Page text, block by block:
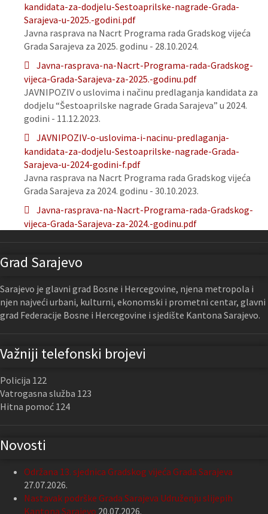
kandidata-za-dodjelu-Sestoaprilske-nagrade-Grada-
Sarajeva-u-2025.-godini.pdf
Javna rasprava na Nacrt Programa rada Gradskog vijeća
Grada Sarajeva za 2025. godinu - 28.10.2024.
Javna-rasprava-na-Nacrt-Programa-rada-Gradskog-
vijeca-Grada-Sarajeva-za-2025.-godinu.pdf
JAVNIPOZIV o uslovima i načinu predlaganja kandidata za
dodjelu “Šestoaprilske nagrade Grada Sarajeva” u 2024.
godini - 11.12.2023.
JAVNIPOZIV-o-uslovima-i-nacinu-predlaganja-
kandidata-za-dodjelu-Sestoaprilske-nagrade-Grada-
Sarajeva-u-2024-godini-f.pdf
Javna rasprava na Nacrt Programa rada Gradskog vijeća
Grada Sarajeva za 2024. godinu - 30.10.2023.
Javna-rasprava-na-Nacrt-Programa-rada-Gradskog-
vijeca-Grada-Sarajeva-za-2024.-godinu.pdf
Grad Sarajevo
Sarajevo je glavni grad Bosne i Hercegovine, njena metropola i
njen najveći urbani, kulturni, ekonomski i prometni centar, glavni
grad Federacije Bosne i Hercegovine i sjedište Kantona Sarajevo.
Važniji telefonski brojevi
Policija 122
Vatrogasna služba 123
Hitna pomoć 124
Novosti
Održana 13. sjednica Gradskog vijeća Grada Sarajeva
27.07.2026.
Nastavak podrške Grada Sarajeva Udruženju slijepih
Kantona Sarajevo 20.07.2026.